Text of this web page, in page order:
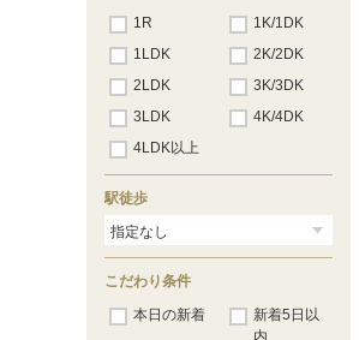
1R
1K/1DK
1LDK
2K/2DK
2LDK
3K/3DK
3LDK
4K/4DK
4LDK以上
駅徒歩
こだわり条件
本日の新着
新着5日以
内